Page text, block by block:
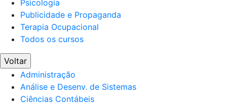
Psicologia
Publicidade e Propaganda
Terapia Ocupacional
Todos os cursos
Voltar
Administração
Análise e Desenv. de Sistemas
Ciências Contábeis